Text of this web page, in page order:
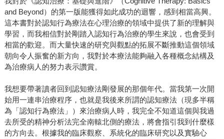
and Beyond）的第一版能獲得如此成功的迴響，感到相當高興。
這本書對於認知行為療法在心理治療的領域中提供了新的理解與
學習，而我相信對於剛踏入認知行為治療的學生來說，也會受到
相當的歡迎。而大量快速的研究與觀點的拓展不斷推動這個領域
朝向令人振奮的新方向，我對於本療法能夠融入各種概念結構及
為治療病人的努力表示讚賞。
我想要帶著讀者回到認知療法剛發展的那個年代。當我第一次開
始用一連串治療程序，也就是我後來所謂的認知療法（現多半稱
為「認知行為療法」）來治療病人時，我完全不知道這個與我過
去所受的精神分析法完全南轅北側的療法，將會指引我到什麼樣
的方向去。根據我的臨床觀察、系統化的臨床研究以及實驗心